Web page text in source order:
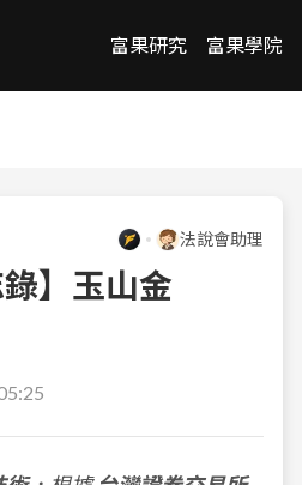
富果研究 富果學院
法說會助理
錄】玉山金